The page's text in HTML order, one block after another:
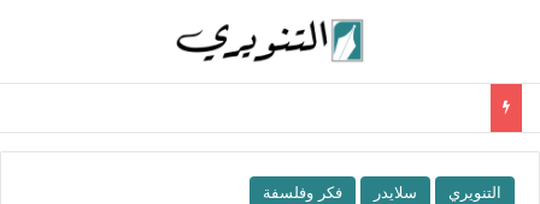
التنويري سلايدر فكر وفلسفة